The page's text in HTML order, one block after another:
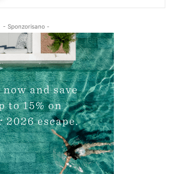
- Sponzorisano -